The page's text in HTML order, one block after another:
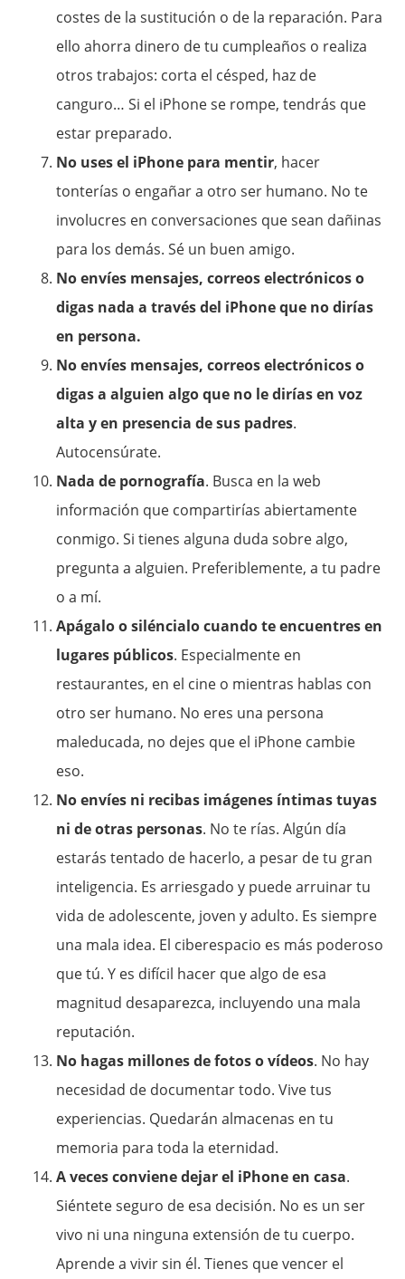
costes de la sustitución o de la reparación. Para
ello ahorra dinero de tu cumpleaños o realiza
otros trabajos: corta el césped, haz de
canguro… Si el iPhone se rompe, tendrás que
estar preparado.
No uses el iPhone para mentir, hacer
tonterías o engañar a otro ser humano. No te
involucres en conversaciones que sean dañinas
para los demás. Sé un buen amigo.
No envíes mensajes, correos electrónicos o
digas nada a través del iPhone que no dirías
en persona.
No envíes mensajes, correos electrónicos o
digas a alguien algo que no le dirías en voz
alta y en presencia de sus padres.
Autocensúrate.
Nada de pornografía. Busca en la web
información que compartirías abiertamente
conmigo. Si tienes alguna duda sobre algo,
pregunta a alguien. Preferiblemente, a tu padre
o a mí.
Apágalo o siléncialo cuando te encuentres en
lugares públicos. Especialmente en
restaurantes, en el cine o mientras hablas con
otro ser humano. No eres una persona
maleducada, no dejes que el iPhone cambie
eso.
No envíes ni recibas imágenes íntimas tuyas
ni de otras personas. No te rías. Algún día
estarás tentado de hacerlo, a pesar de tu gran
inteligencia. Es arriesgado y puede arruinar tu
vida de adolescente, joven y adulto. Es siempre
una mala idea. El ciberespacio es más poderoso
que tú. Y es difícil hacer que algo de esa
magnitud desaparezca, incluyendo una mala
reputación.
No hagas millones de fotos o vídeos. No hay
necesidad de documentar todo. Vive tus
experiencias. Quedarán almacenas en tu
memoria para toda la eternidad.
A veces conviene dejar el iPhone en casa.
Siéntete seguro de esa decisión. No es un ser
vivo ni una ninguna extensión de tu cuerpo.
Aprende a vivir sin él. Tienes que vencer el